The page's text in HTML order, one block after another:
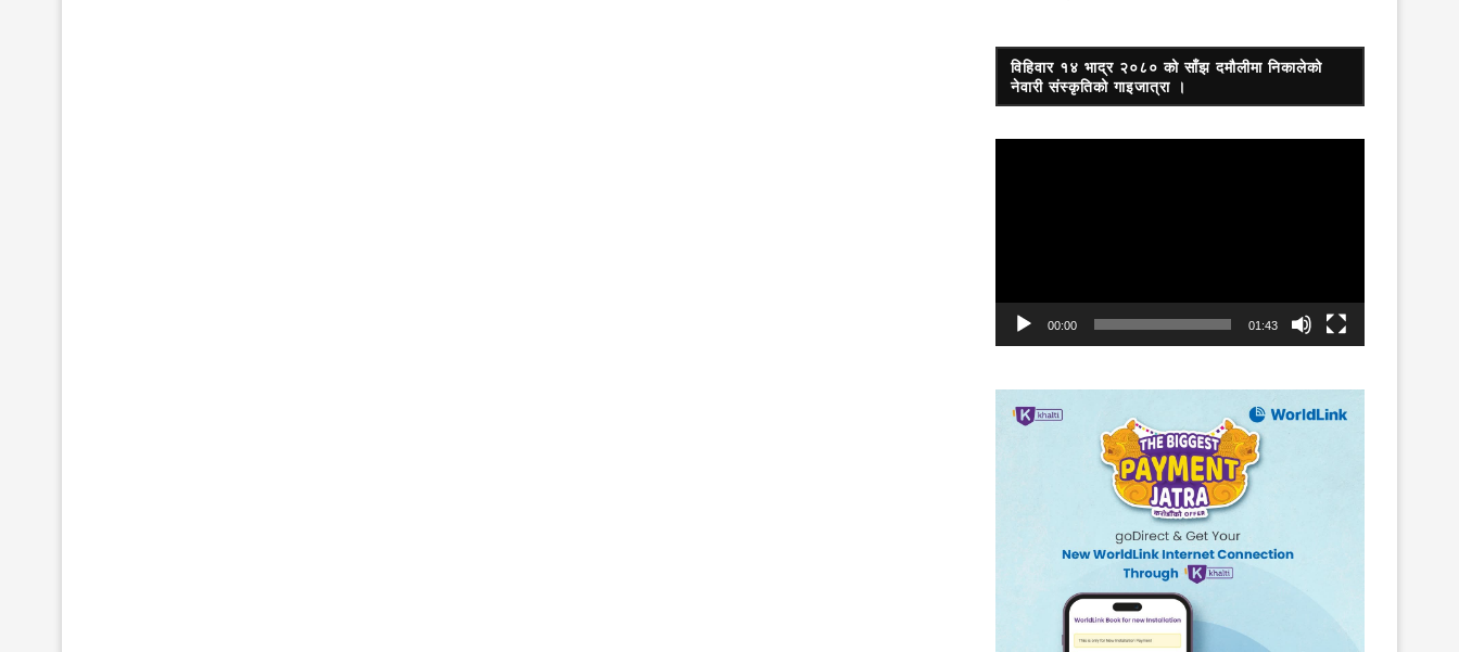
विहिवार १४ भाद्र २०८० को साँझ दमौलीमा निकालेको
नेवारी संस्कृतिको गाइजात्रा ।
00:00 01:43